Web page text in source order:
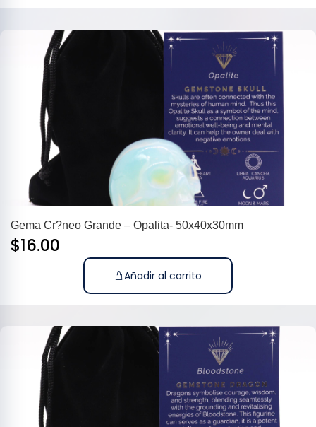
Gema Cr?neo Grande – Opalita- 50x40x30mm
$16.00
Añadir al carrito